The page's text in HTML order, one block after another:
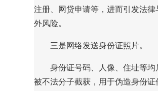
注册、网贷申请等，进而引发法
外风险。
三是网络发送身份证照片。
身份证号码、人像、住址等
被不法分子截获，用于伪造身份